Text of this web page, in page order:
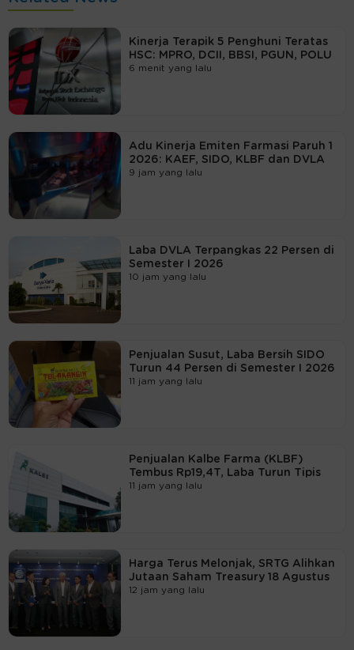
Kinerja Terapik 5 Penghuni Teratas
HSC: MPRO, DCII, BBSI, PGUN, POLU
6 menit yang lalu
Adu Kinerja Emiten Farmasi Paruh 1
2026: KAEF, SIDO, KLBF dan DVLA
9 jam yang lalu
Laba DVLA Terpangkas 22 Persen di
Semester I 2026
10 jam yang lalu
Penjualan Susut, Laba Bersih SIDO
Turun 44 Persen di Semester I 2026
11 jam yang lalu
Penjualan Kalbe Farma (KLBF)
Tembus Rp19,4T, Laba Turun Tipis
11 jam yang lalu
Harga Terus Melonjak, SRTG Alihkan
Jutaan Saham Treasury 18 Agustus
12 jam yang lalu